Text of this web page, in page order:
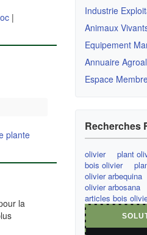
|
plante
la
Industrie
Animaux
Equipement
Annuaire
Espace
Recherches
olivier plant
bois olivier
olivier arbequina
olivier arbosana
articles bois